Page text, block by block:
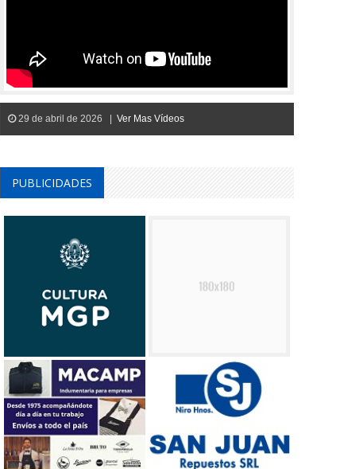
29 de abril de 2026 | Ver Mas Vídeos
PUBLICIDADES